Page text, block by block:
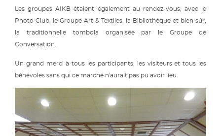
Les groupes AIKB étaient également au rendez-vous, avec le
Photo Club, le Groupe Art & Textiles, la Bibliothèque et bien sûr,
la traditionnelle tombola organisée par le Groupe de
Conversation.
Un grand merci à tous les participants, les visiteurs et tous les
bénévoles sans qui ce marché n'aurait pas pu avoir lieu.